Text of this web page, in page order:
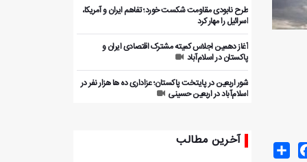
Share
طرح نابودی مقاومت شکست خورد؛ تفاهم ایران و آمریکا،
اسرائیل را مهار کرد
آغاز دهمین اجلاس کمیته مشترک اقتصادی ایران و
پاکستان در اسلام‌آباد
شور اربعین در پایتخت پاکستان؛ عزاداری ده ها هزار نفر در
اسلام‌آباد در اربعین حسینی
آخرین مطالب